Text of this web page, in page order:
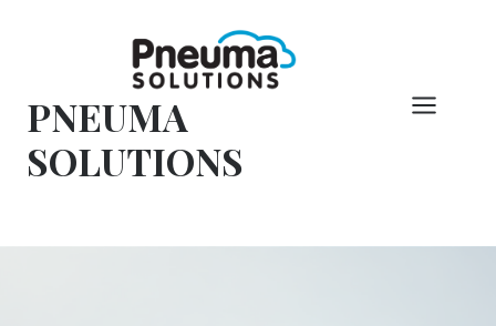
PNEUMA
SOLUTIONS